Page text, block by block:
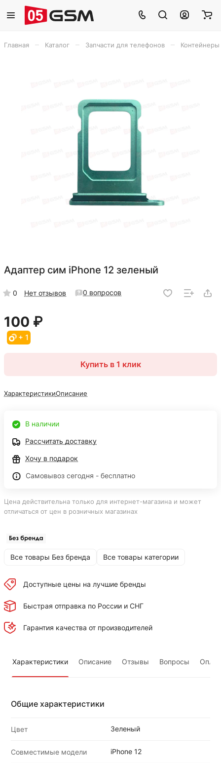
Главная Каталог Запчасти для телефонов
Адаптер сим iPhone 12 зеленый
0 Нет отзывов 0 вопросов
100 ₽
+ 1
Купить в 1 клик
ХарактеристикиОписание
В наличии
Рассчитать доставку
Хочу в подарок
Самовывоз сегодня - бесплатно
Цена действительна только для интернет-магазина и может
отличаться от цен в розничных магазинах
Все товары Без бренда Все товары категории
Доступные цены на лучшие бренды
Быстрая отправка по России и СНГ
Гарантия качества от производителей
Характеристики Описание Отзывы Вопросы
Общие характеристики
Цвет Зеленый
Совместимые модели iPhone 12